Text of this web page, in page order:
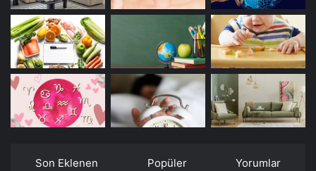
Son Eklenen Popüler Yorumlar